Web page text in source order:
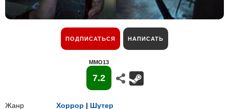
ПОДПИСАТЬСЯ НАПИСАТЬ
MMO13
7.2
Жанр Хоррор | Шутер